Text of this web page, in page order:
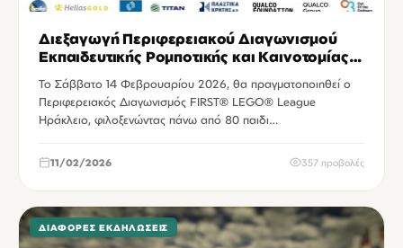
Διεξαγωγή Περιφερειακού Διαγωνισμού
Εκπαιδευτικής Ρομποτικής και Καινοτομίας
FIRST® LEGO® League Ηράκλειο
Το Σάββατο 14 Φεβρουαρίου 2026, θα πραγματοποιηθεί ο
Περιφερειακός Διαγωνισμός FIRST® LEGO® League
Ηράκλειο, φιλοξενώντας πάνω από 80 παιδι…
11/02/2026 357 προβολές
ΔΙΆΦΟΡΕΣ ΕΚΔΗΛΏΣΕΙΣ